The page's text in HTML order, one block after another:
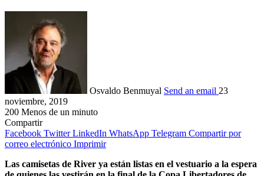
Osvaldo Benmuyal Send an email 23
noviembre, 2019
200 Menos de un minuto
Compartir
Facebook Twitter LinkedIn WhatsApp Telegram Compartir por
correo electrónico Imprimir
Las camisetas de River ya están listas en el vestuario a la espera